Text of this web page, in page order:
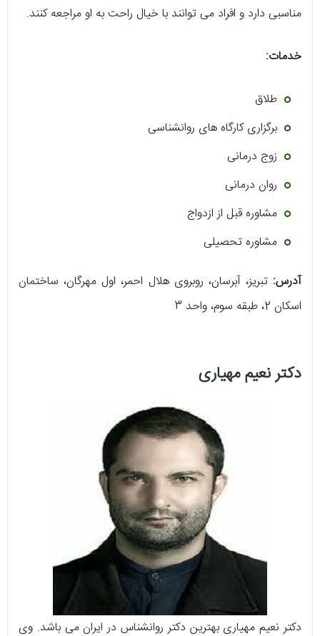
مناسبی دارد و افراد می توانند با خیال راحت به او مراجعه کنند.
خدمات:
طلاق
برگزاری کارگاه های روانشناسی
زوج درمانی
روان درمانی
مشاوره قبل از ازدواج
مشاوره تحصیلی
آدرس: تبریز، آبرسان، روبروی هلال احمر، اول مهرگان، ساختمان
اسکان 2، طبقه سوم، واحد 3
دکتر نعیم مهیاری
دکتر نعیم مهیاری بهترین دکتر روانشناس در ایران می باشد. وی